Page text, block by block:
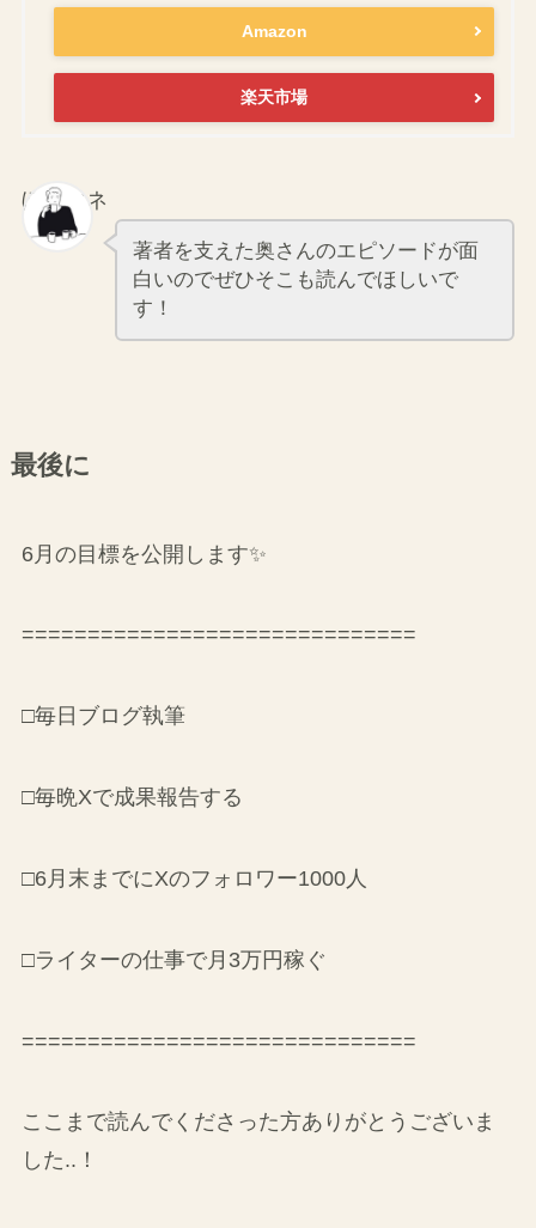
Amazon
楽天市場
ぼくマネ
著者を支えた奥さんのエピソードが面
白いのでぜひそこも読んでほしいで
す！
最後に
6月の目標を公開します✨
==============================
□毎日ブログ執筆
□毎晩Xで成果報告する
□6月末までにXのフォロワー1000人
□ライターの仕事で月3万円稼ぐ
==============================
ここまで読んでくださった方ありがとうございま
した..！